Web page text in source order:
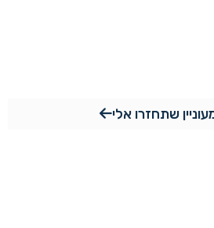
שתחזרו אלי